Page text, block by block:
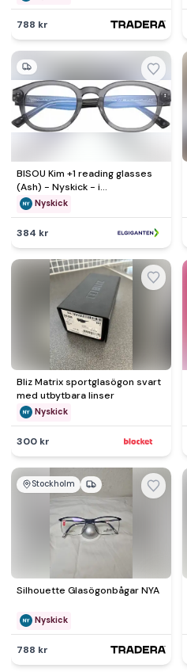
788 kr
BISOU Kim +1 reading glasses
(Ash) - Nyskick - i
originalförpackning
Nyskick
384 kr
Bliz Matrix sportglasögon svart
med utbytbara linser
Nyskick
300 kr
Stockholm
Silhouette Glasögonbågar NYA
Nyskick
788 kr